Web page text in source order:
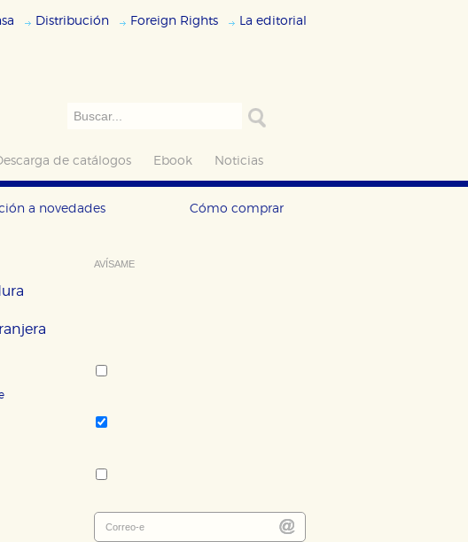
Distribución Foreign Rights La editorial
de catálogos Ebook Noticias
a novedades Cómo comprar
AVÍSAME